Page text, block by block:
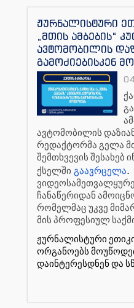
ჟურნალისტური
„მთის ამბების“
ავტომობილის
გამოძიებისკენ
ავტომობილის
რედაქტორმა გელა
შემთხვევის
ქსელში გაავრცელა.
ჩანაწერიდან
რომელმაც უკვე
მის პროფესიულ
ჟურნალისტური
ორგანოებს
დაინტერესდნენ და